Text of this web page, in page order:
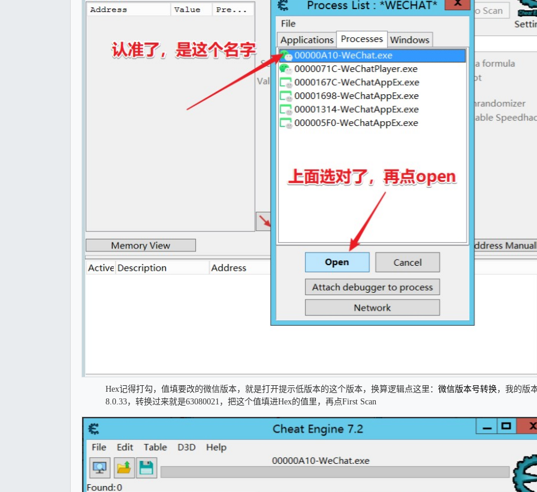
Hex记得打勾，值填要改的微信版本，就是打开提示低版本的这个版本，换算逻辑点这里： 微信版本号转换，我的版
8.0.33，转换过来就是63080021，把这个值填进Hex的值里，再点First Scan